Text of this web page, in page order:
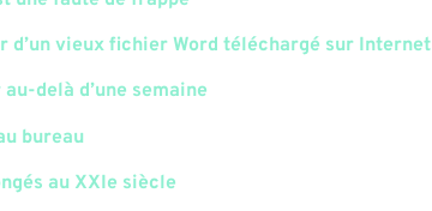
d’un vieux fichier Word téléchargé sur Internet
delà d’une semaine
bureau
au XXIe siècle